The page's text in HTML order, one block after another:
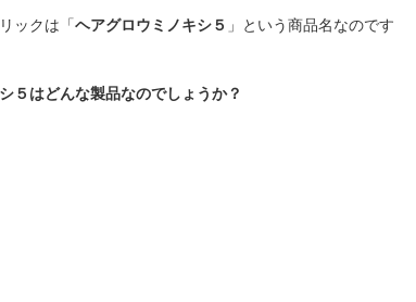
ックは「ヘアグロウミノキシ５ 」という商品名なのです
５はどんな製品なのでしょうか？